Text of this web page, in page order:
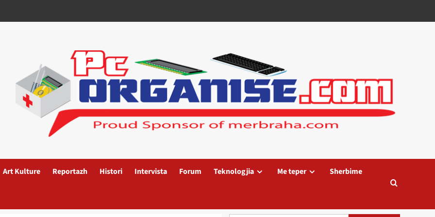
Art Kulture Reportazh Histori Intervista Forum Teknologjia Me teper Sherbime